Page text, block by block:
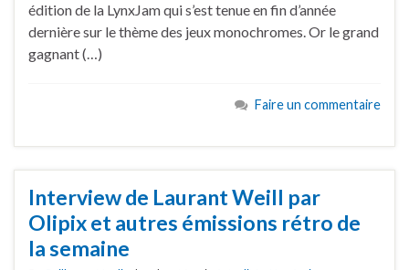
édition de la LynxJam qui s’est tenue en fin d’année
dernière sur le thème des jeux monochromes. Or le grand
gagnant (…)
Faire un commentaire
Interview de Laurant Weill par
Olipix et autres émissions rétro de
la semaine